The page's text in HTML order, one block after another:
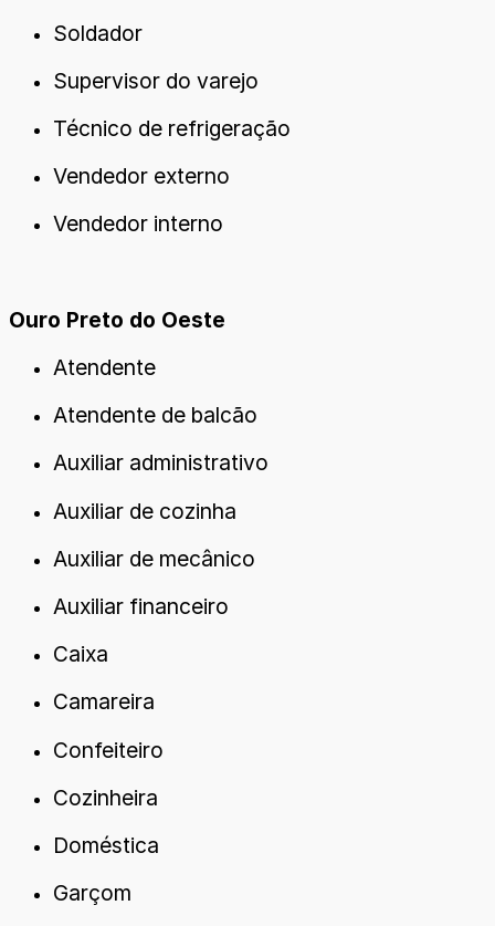
Soldador
Supervisor do varejo
Técnico de refrigeração
Vendedor externo
Vendedor interno
Ouro Preto do Oeste
Atendente
Atendente de balcão
Auxiliar administrativo
Auxiliar de cozinha
Auxiliar de mecânico
Auxiliar financeiro
Caixa
Camareira
Confeiteiro
Cozinheira
Doméstica
Garçom